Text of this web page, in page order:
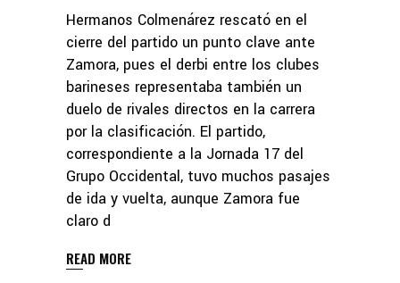
Hermanos Colmenárez rescató en el
cierre del partido un punto clave ante
Zamora, pues el derbi entre los clubes
barineses representaba también un
duelo de rivales directos en la carrera
por la clasificación. El partido,
correspondiente a la Jornada 17 del
Grupo Occidental, tuvo muchos pasajes
de ida y vuelta, aunque Zamora fue
claro d
READ MORE